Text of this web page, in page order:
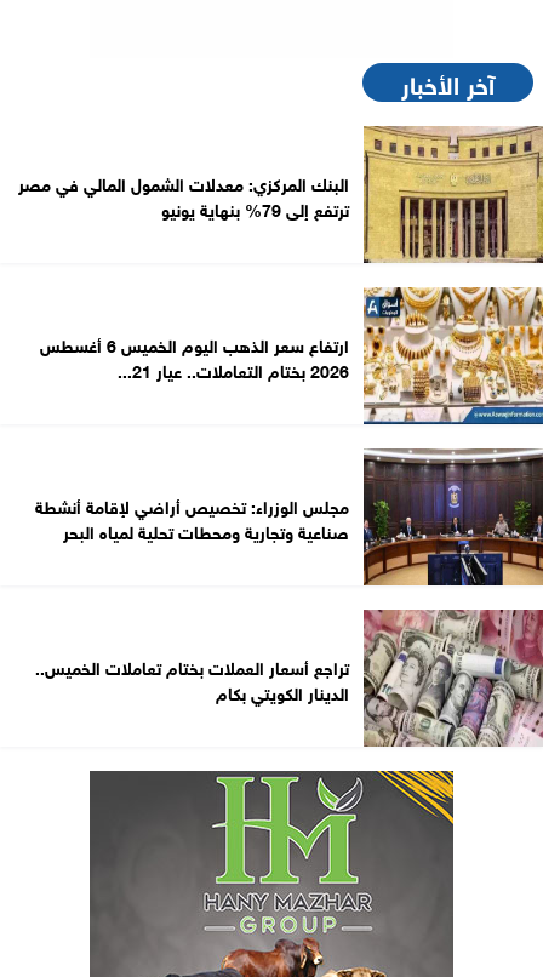
آخر الأخبار
البنك المركزي: معدلات الشمول المالي في مصر
ترتفع إلى 79% بنهاية يونيو
ارتفاع سعر الذهب اليوم الخميس 6 أغسطس
2026 بختام التعاملات.. عيار 21...
مجلس الوزراء: تخصيص أراضي لإقامة أنشطة
صناعية وتجارية ومحطات تحلية لمياه البحر
تراجع أسعار العملات بختام تعاملات الخميس..
الدينار الكويتي بكام